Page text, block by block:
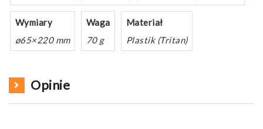
Wymiary
ø65×220 mm
Waga
70 g
Materiał
Plastik (Tritan)
Opinie